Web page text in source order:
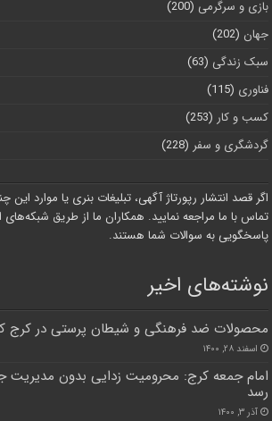
بازی و سرگرمی (200)
جهان (202)
سبک زندگی (63)
فناوری (115)
کسب و کار (253)
گردشگری و سفر (228)
اگر قصد انتشار رپورتاژ آگهی، تبلیغات بنری یا موارد این
تماس با ما مراجعه نمایید. همکاران ما از طریق شبکه‌های
پاسخگویی به سوالات شما هستند.
نوشته‌های اخیر
محصولات ضد فرهنگی و شیطان پرستی در
اسفند ۲۸, ۱۴۰۰
امام جمعه کرج: محرومیت زدایی بدون مدیریت
رسد
آذر ۳, ۱۴۰۰